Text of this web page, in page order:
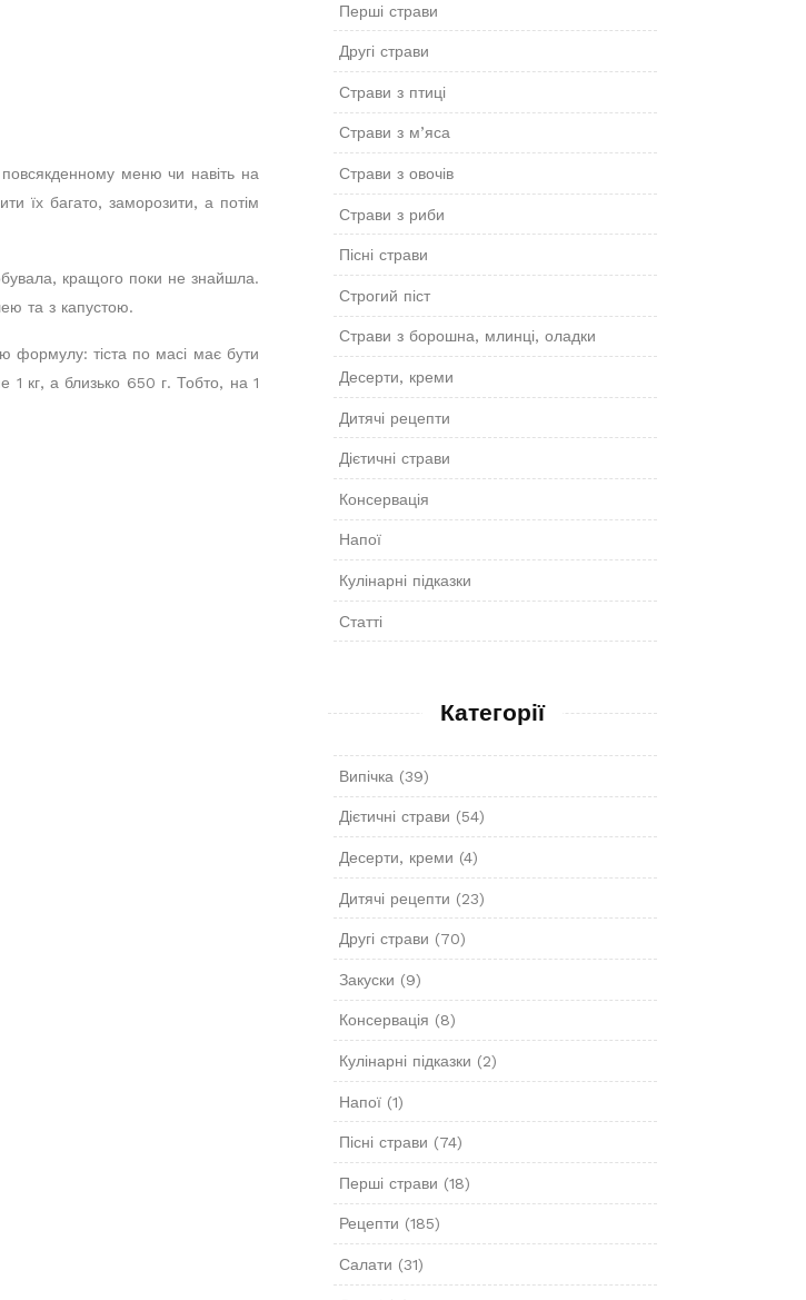
меню чи навіть на
їх багато, заморозити, а потім
кращого поки не знайшла.
та з капустою.
формулу: тіста по масі має бути
1 кг, а близько 650 г. Тобто, на 1
Перші страви
Другі страви
Страви з птиці
Страви з м’яса
Страви з овочів
Страви з риби
Пісні страви
Строгий піст
Страви з борошна, млинці, оладки
Десерти, креми
Дитячі рецепти
Дієтичні страви
Консервація
Напої
Кулінарні підказки
Статті
Категорії
Випічка (39)
Дієтичні страви (54)
Десерти, креми (4)
Дитячі рецепти (23)
Другі страви (70)
Закуски (9)
Консервація (8)
Кулінарні підказки (2)
Напої(1)
Пісні страви (74)
Перші страви (18)
Рецепти (185)
Салати (31)